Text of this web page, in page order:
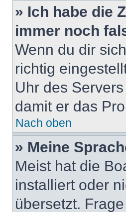
» Ich habe die
immer noch
Wenn du dir
richtig
Uhr des
damit er das
Nach oben
» Meine
Meist hat die
installiert oder
übersetzt.